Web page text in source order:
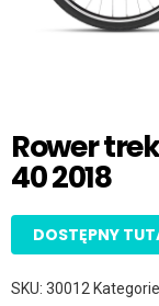
Rower
40 2018
DOSTĘPNY
SKU: 30012